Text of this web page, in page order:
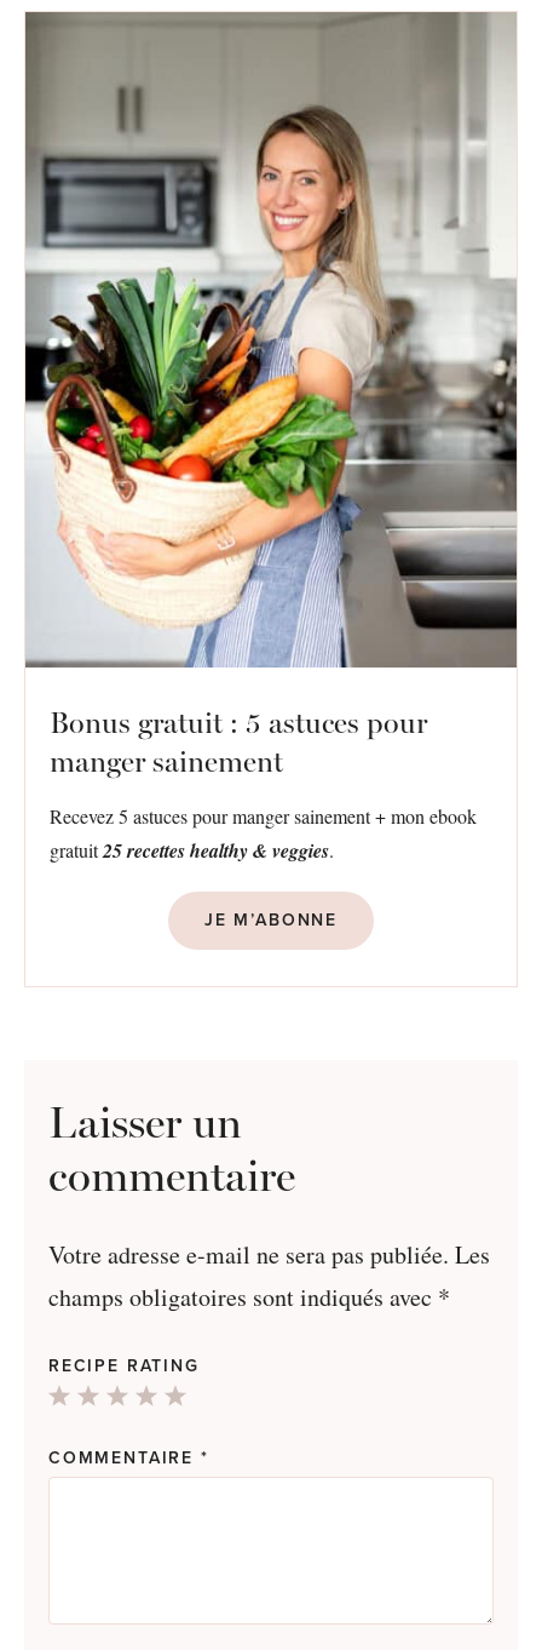
Bonus gratuit : 5 astuces pour
manger sainement
Recevez 5 astuces pour manger sainement + mon ebook
gratuit25 recettes healthy & veggies.
JE M’ABONNE
Laisser un
commentaire
Votre adresse e-mail ne sera pas publiée. Les
champs obligatoires sont indiqués avec *
RECIPE RATING
4
3
2
1
COMMENTAIRE *